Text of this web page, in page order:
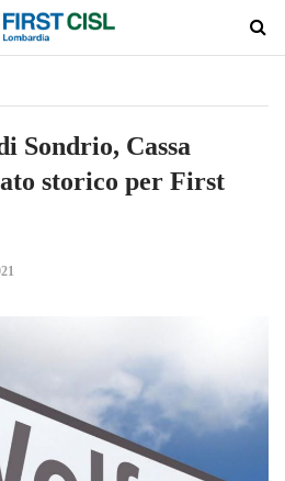
Sondrio, Cassa
storico per First